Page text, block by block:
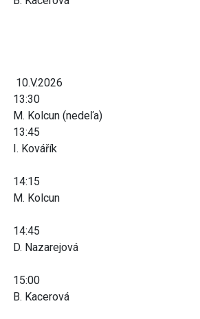
10.V.2026
13:30
M. Kolcun (nedeľa)
13:45
I. Kovářík
14:15
M. Kolcun
14:45
D. Nazarejová
15:00
B. Kacerová